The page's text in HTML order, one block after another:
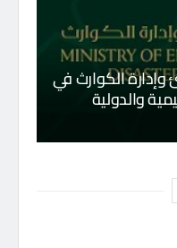
وإدارة الكوارث في
والدولية